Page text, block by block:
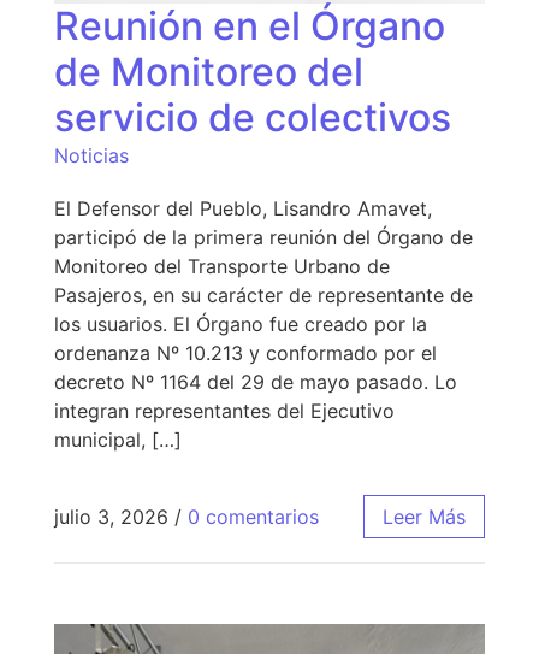
Reunión en el Órgano
de Monitoreo del
servicio de colectivos
Noticias
El Defensor del Pueblo, Lisandro Amavet,
participó de la primera reunión del Órgano de
Monitoreo del Transporte Urbano de
Pasajeros, en su carácter de representante de
los usuarios. El Órgano fue creado por la
ordenanza Nº 10.213 y conformado por el
decreto Nº 1164 del 29 de mayo pasado. Lo
integran representantes del Ejecutivo
municipal, […]
julio 3, 2026 / 0 comentarios Leer Más